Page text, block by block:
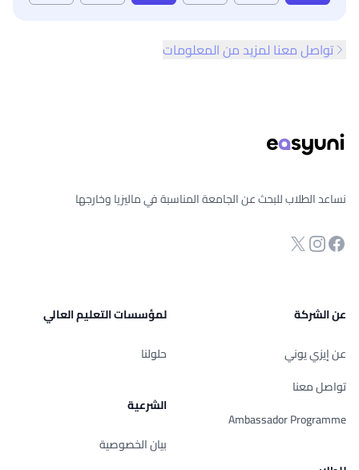
تواصل معنا لمزيد من المعلومات
نساعد الطلاب للبحث عن الجامعة المناسبة في ماليزيا وخارجها
صفحة الفيسبوك
انستجرام
Twitter
عن الشركة
عن إيزي يوني
تواصل معنا
Ambassador Programme
لمؤسسات التعليم العالي
حلولنا
الشرعية
بيان الخصوصية